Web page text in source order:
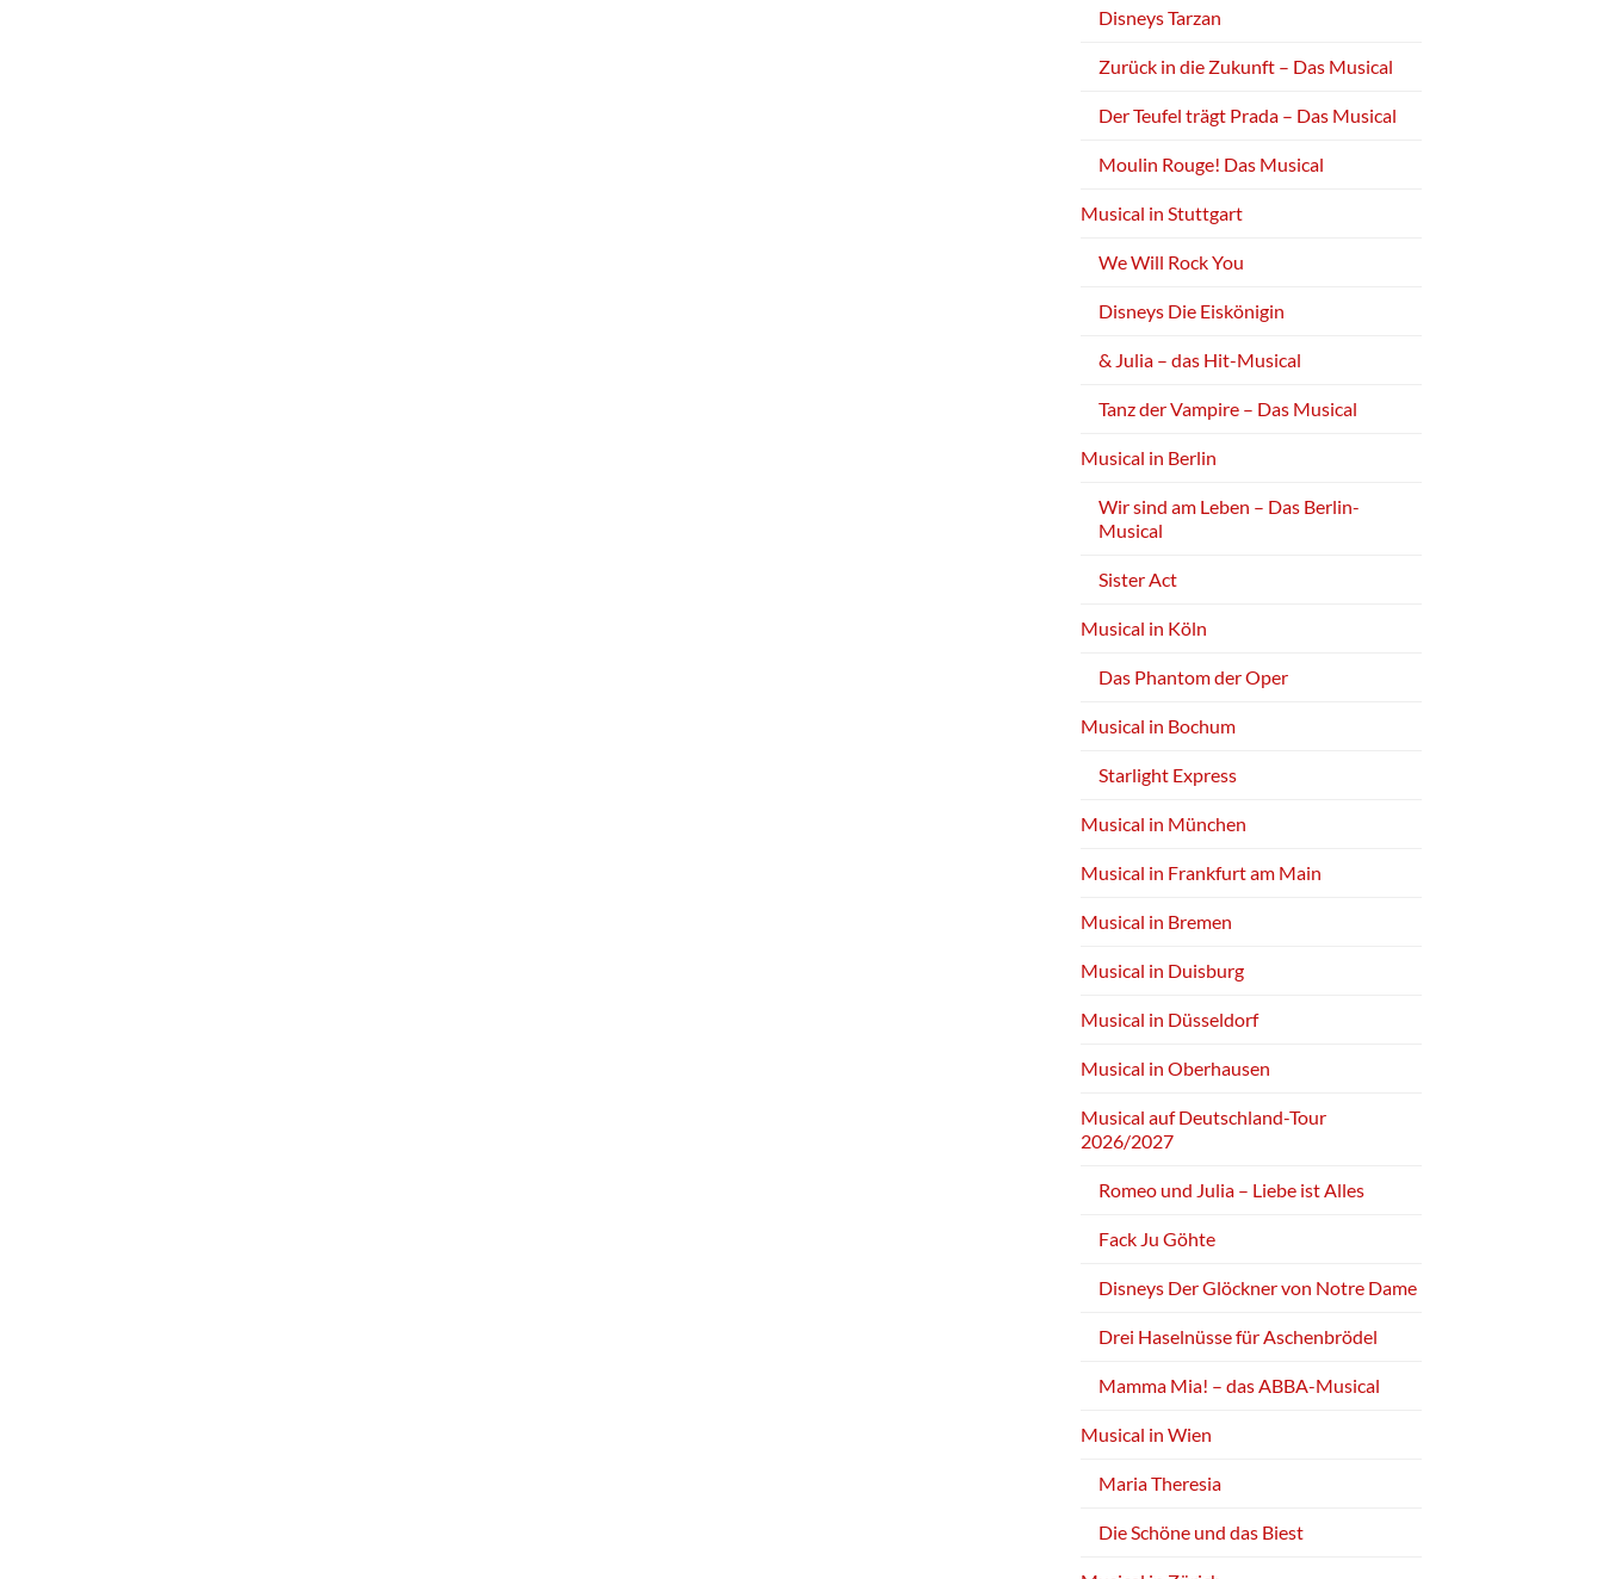
Disneys Tarzan
Zurück in die Zukunft – Das Musical
Der Teufel trägt Prada – Das Musical
Moulin Rouge! Das Musical
Musical in Stuttgart
We Will Rock You
Disneys Die Eiskönigin
& Julia – das Hit-Musical
Tanz der Vampire – Das Musical
Musical in Berlin
Wir sind am Leben – Das Berlin-
Musical
Sister Act
Musical in Köln
Das Phantom der Oper
Musical in Bochum
Starlight Express
Musical in München
Musical in Frankfurt am Main
Musical in Bremen
Musical in Duisburg
Musical in Düsseldorf
Musical in Oberhausen
Musical auf Deutschland-Tour
2026/2027
Romeo und Julia – Liebe ist Alles
Fack Ju Göhte
Disneys Der Glöckner von Notre Dame
Drei Haselnüsse für Aschenbrödel
Mamma Mia! – das ABBA-Musical
Musical in Wien
Maria Theresia
Die Schöne und das Biest